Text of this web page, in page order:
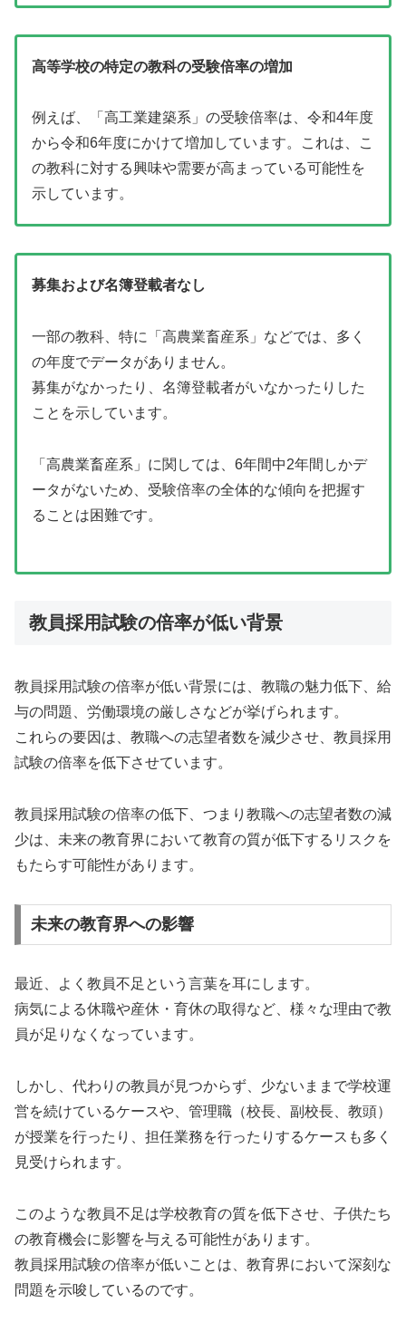
高等学校の特定の教科の受験倍率の増加
例えば、「高工業建築系」の受験倍率は、令和4年度
から令和6年度にかけて増加しています。これは、こ
の教科に対する興味や需要が高まっている可能性を
示しています。
募集および名簿登載者なし
一部の教科、特に「高農業畜産系」などでは、多く
の年度でデータがありません。
募集がなかったり、名簿登載者がいなかったりした
ことを示しています。
「高農業畜産系」に関しては、6年間中2年間しかデ
ータがないため、受験倍率の全体的な傾向を把握す
ることは困難です。
教員採用試験の倍率が低い背景
教員採用試験の倍率が低い背景には、教職の魅力低下、給
与の問題、労働環境の厳しさなどが挙げられます。
これらの要因は、教職への志望者数を減少させ、教員採用
試験の倍率を低下させています。
教員採用試験の倍率の低下、つまり教職への志望者数の減
少は、未来の教育界において教育の質が低下するリスクを
もたらす可能性があります。
未来の教育界への影響
最近、よく教員不足という言葉を耳にします。
病気による休職や産休・育休の取得など、様々な理由で教
員が足りなくなっています。
しかし、代わりの教員が見つからず、少ないままで学校運
営を続けているケースや、管理職（校長、副校長、教頭）
が授業を行ったり、担任業務を行ったりするケースも多く
見受けられます。
このような教員不足は学校教育の質を低下させ、子供たち
の教育機会に影響を与える可能性があります。
教員採用試験の倍率が低いことは、教育界において深刻な
問題を示唆しているのです。